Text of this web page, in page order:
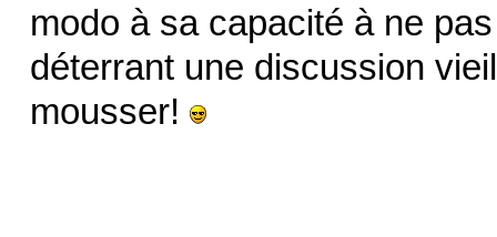
modo à sa capacité à ne
déterrant une discussion
mousser!